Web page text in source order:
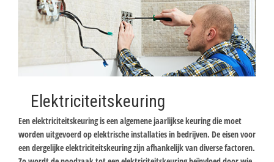
Elektriciteitskeuring
Een elektriciteitskeuring is een algemene jaarlijkse keuring die moet
worden uitgevoerd op elektrische installaties in bedrijven. De eisen voor
een dergelijke elektriciteitskeuring zijn afhankelijk van diverse factoren.